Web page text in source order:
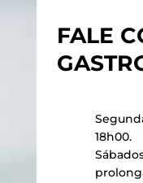
FALE
18h00.